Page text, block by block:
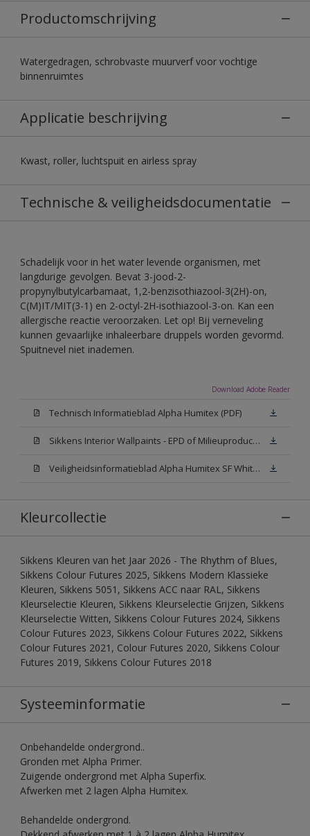
Productomschrijving
Watergedragen, schrobvaste muurverf voor vochtige
binnenruimtes
Applicatie beschrijving
Kwast, roller, luchtspuit en airless spray
Technische & veiligheidsdocumentatie
Schadelijk voor in het water levende organismen, met
langdurige gevolgen. Bevat 3-jood-2-
propynylbutylcarbamaat, 1,2-benzisothiazool-3(2H)-on,
C(M)IT/MIT(3-1) en 2-octyl-2H-isothiazool-3-on. Kan een
allergische reactie veroorzaken. Let op! Bij verneveling
kunnen gevaarlijke inhaleerbare druppels worden gevormd.
Spuitnevel niet inademen.
Download Adobe Reader
Technisch Informatieblad Alpha Humitex (PDF)
Sikkens Interior Wallpaints - EPD of Milieuproductverklaring
Veiligheidsinformatieblad Alpha Humitex SF White W05 (MSDS)
Kleurcollectie
Sikkens Kleuren van het Jaar 2026 - The Rhythm of Blues,
Sikkens Colour Futures 2025, Sikkens Modern Klassieke
Kleuren, Sikkens 5051, Sikkens ACC naar RAL, Sikkens
Kleurselectie Kleuren, Sikkens Kleurselectie Grijzen, Sikkens
Kleurselectie Witten, Sikkens Colour Futures 2024, Sikkens
Colour Futures 2023, Sikkens Colour Futures 2022, Sikkens
Colour Futures 2021, Colour Futures 2020, Sikkens Colour
Futures 2019, Sikkens Colour Futures 2018
Systeeminformatie
Onbehandelde ondergrond..
Gronden met Alpha Primer.
Zuigende ondergrond met Alpha Superfix.
Afwerken met 2 lagen Alpha Humitex.
Behandelde ondergrond.